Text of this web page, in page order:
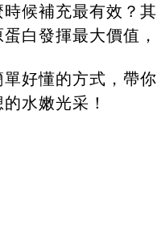
候補充最有效？
白發揮最大價值
好懂的方式，帶
水嫩光采！